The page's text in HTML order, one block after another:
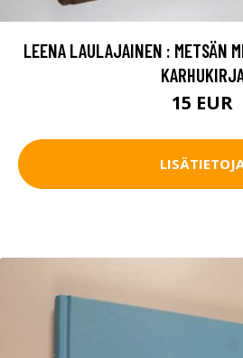
LEENA LAULAJAINEN : METSÄN
15 EUR